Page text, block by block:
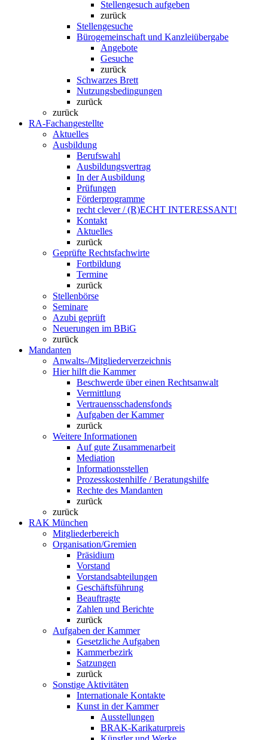
Stellengesuch aufgeben
zurück
Stellengesuche
Bürogemeinschaft und Kanzleiübergabe
Angebote
Gesuche
zurück
Schwarzes Brett
Nutzungsbedingungen
zurück
zurück
RA-Fachangestellte
Aktuelles
Ausbildung
Berufswahl
Ausbildungsvertrag
In der Ausbildung
Prüfungen
Förderprogramme
recht clever / (R)ECHT INTERESSANT!
Kontakt
Aktuelles
zurück
Geprüfte Rechtsfachwirte
Fortbildung
Termine
zurück
Stellenbörse
Seminare
Azubi geprüft
Neuerungen im BBiG
zurück
Mandanten
Anwalts-/Mitgliederverzeichnis
Hier hilft die Kammer
Beschwerde über einen Rechtsanwalt
Vermittlung
Vertrauensschadensfonds
Aufgaben der Kammer
zurück
Weitere Informationen
Auf gute Zusammenarbeit
Mediation
Informationsstellen
Prozesskostenhilfe / Beratungshilfe
Rechte des Mandanten
zurück
zurück
RAK München
Mitgliederbereich
Organisation/Gremien
Präsidium
Vorstand
Vorstandsabteilungen
Geschäftsführung
Beauftragte
Zahlen und Berichte
zurück
Aufgaben der Kammer
Gesetzliche Aufgaben
Kammerbezirk
Satzungen
zurück
Sonstige Aktivitäten
Internationale Kontakte
Kunst in der Kammer
Ausstellungen
BRAK-Karikaturpreis